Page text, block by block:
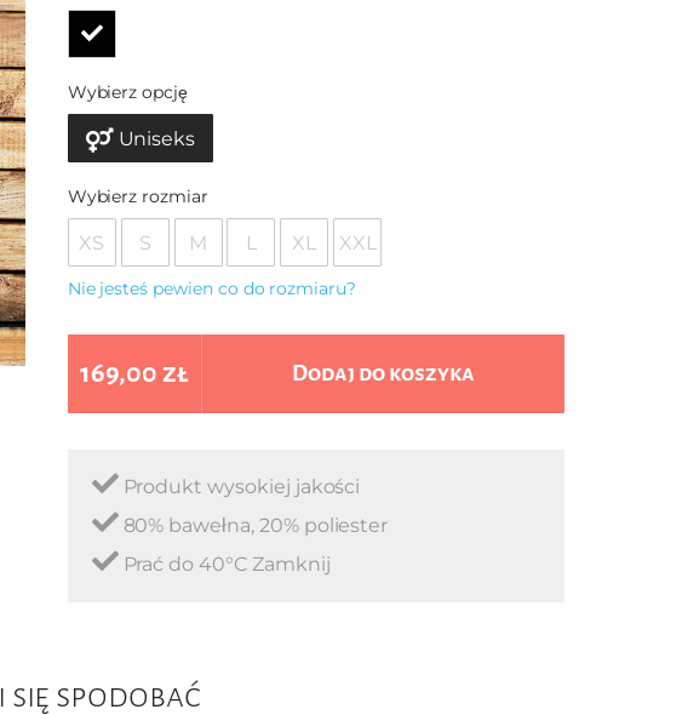
Wybierz opcję
Uniseks
Wybierz rozmiar
XS S M L XL XXL
Nie jesteś pewien co do rozmiaru?
169,00 zł Dodaj do koszyka
Produkt wysokiej jakości
80% bawełna, 20% poliester
Prać do 40°C Zamknij
się spodobać